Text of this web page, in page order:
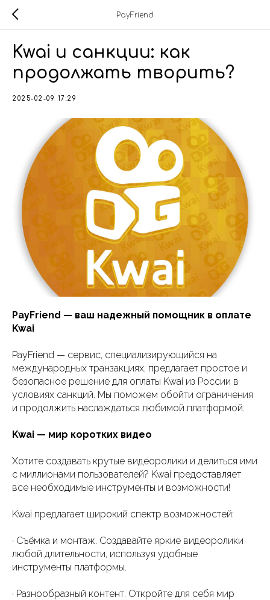
PayFriend
Kwai и санкции: как
продолжать творить?
2025-02-09 17:29
PayFriend — ваш надежный помощник в оплате
Kwai
PayFriend — сервис, специализирующийся на
международных транзакциях, предлагает простое и
безопасное решение для оплаты Kwai из России в
условиях санкций. Мы поможем обойти ограничения
и продолжить наслаждаться любимой платформой.
Kwai — мир коротких видео
Хотите создавать крутые видеоролики и делиться ими
с миллионами пользователей? Kwai предоставляет
все необходимые инструменты и возможности!
Kwai предлагает широкий спектр возможностей:
· Съёмка и монтаж. Создавайте яркие видеоролики
любой длительности, используя удобные
инструменты платформы.
· Разнообразный контент. Откройте для себя мир